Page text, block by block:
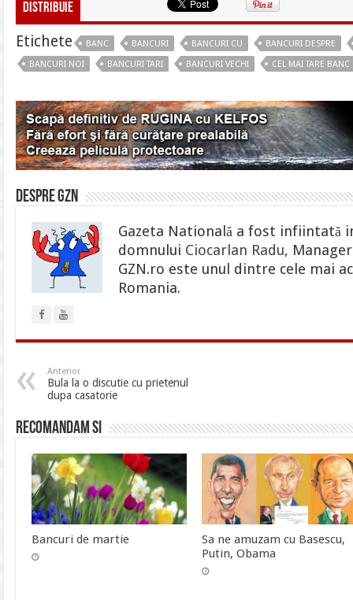
Distribuie
Etichete BANC BANCURI BANCURI CU
BANCURI DESPRE
BANCURI NOI
BANCURI TARI BANCURI VECHI CEL MAI TARE BANC
Despre gzn
Gazeta Natională a fost infiintată
domnului Ciocarlan Radu,
GZN.ro este unul dintre cele mai
Romania.
Anterior
Bula la o discutie cu prietenul
dupa casatorie
Recomandam si
Bancuri de martie
Sa ne amuzam cu Basescu,
Putin, Obama